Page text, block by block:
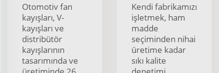
Otomotiv fan
kayışları, V-
kayışları ve
distribütör
kayışlarının
tasarımında ve
Kendi fabrikamızı
işletmek, ham
madde
seçiminden nihai
üretime kadar
sıkı kalite